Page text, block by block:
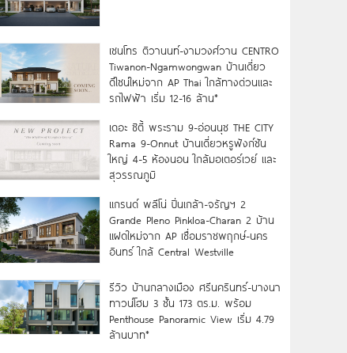
เซนโทร ติวานนท์-งามวงศ์วาน CENTRO
Tiwanon-Ngamwongwan บ้านเดี่ยว
ดีไซน์ใหม่จาก AP Thai ใกล้ทางด่วนและ
รถไฟฟ้า เริ่ม 12-16 ล้าน*
เดอะ ซิตี้ พระราม 9-อ่อนนุช THE CITY
Rama 9-Onnut บ้านเดี่ยวหรูฟังก์ชัน
ใหญ่ 4-5 ห้องนอน ใกล้มอเตอร์เวย์ และ
สุวรรณภูมิ
แกรนด์ พลีโน่ ปิ่นเกล้า-จรัญฯ 2
Grande Pleno Pinkloa-Charan 2 บ้าน
แฝดใหม่จาก AP เชื่อมราชพฤกษ์-นคร
อินทร์ ใกล้ Central Westville
รีวิว บ้านกลางเมือง ศรีนครินทร์-บางนา
ทาวน์โฮม 3 ชั้น 173 ตร.ม. พร้อม
Penthouse Panoramic View เริ่ม 4.79
ล้านบาท*